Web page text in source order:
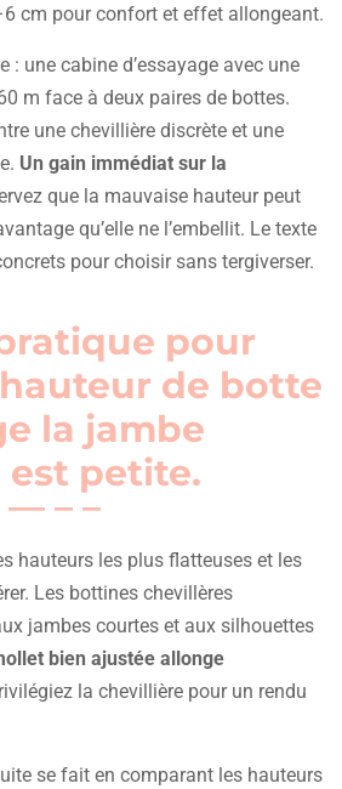
cm pour confort et effet allongeant.
: une cabine d’essayage avec une
m face à deux paires de bottes.
une chevillière discrète et une
Un gain immédiat sur la
que la mauvaise hauteur peut
qu’elle ne l’embellit. Le texte
pour choisir sans tergiverser.
pour
de botte
la jambe
petite.
hauteurs les plus flatteuses et les
Les bottines chevillères
jambes courtes et aux silhouettes
bien ajustée allonge
la chevillière pour un rendu
se fait en comparant les hauteurs